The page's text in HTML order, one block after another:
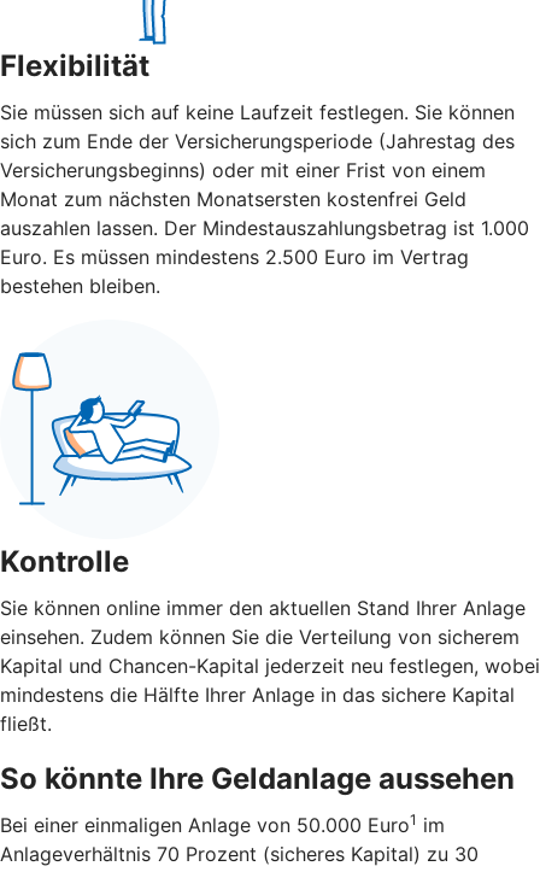
Flexibilität
Sie müssen sich auf keine Laufzeit festlegen. Sie können
sich zum Ende der Versicherungsperiode (Jahrestag des
Versicherungsbeginns) oder mit einer Frist von einem
Monat zum nächsten Monatsersten kostenfrei Geld
auszahlen lassen. Der Mindestauszahlungsbetrag ist 1.000
Euro. Es müssen mindestens 2.500 Euro im Vertrag
bestehen bleiben.
Kontrolle
Sie können online immer den aktuellen Stand Ihrer Anlage
einsehen. Zudem können Sie die Verteilung von sicherem
Kapital und Chancen-Kapital jederzeit neu festlegen, wobei
mindestens die Hälfte Ihrer Anlage in das sichere Kapital
fließt.
So könnte Ihre Geldanlage aussehen
Bei einer einmaligen Anlage von 50.000 Euro1 im
Anlageverhältnis 70 Prozent (sicheres Kapital) zu 30